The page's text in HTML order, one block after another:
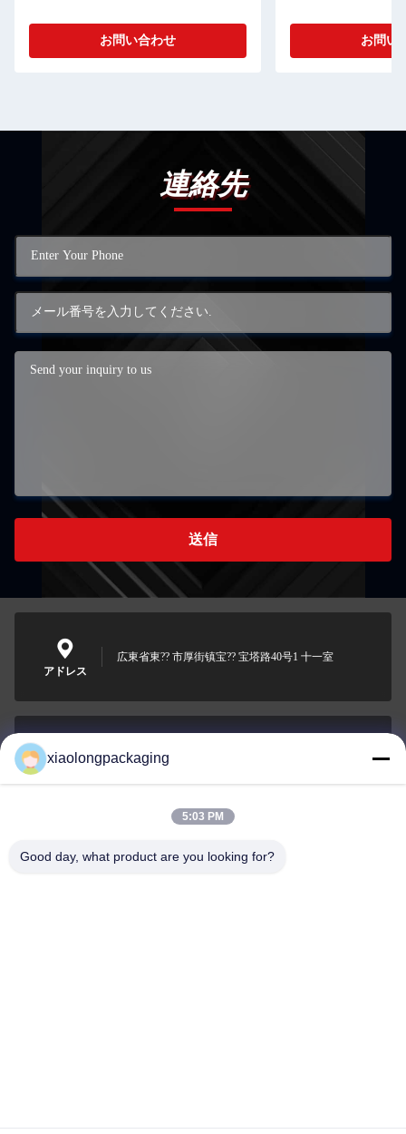
お問い合わせ お問い
連絡先
送信
アドレス
広東省東?? 市厚街镇宝?? 宝塔路40号1 十一室
Tina@xiaolongpackaging.com
0086-15322891631
xiaolongpackaging
5:03 PM
Good day, what product are you looking for?